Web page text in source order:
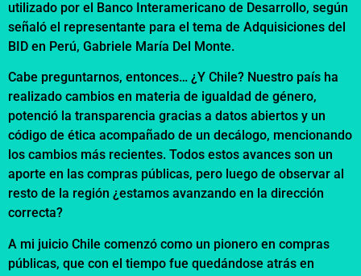
utilizado por el Banco Interamericano de Desarrollo, según
señaló el representante para el tema de Adquisiciones del
BID en Perú, Gabriele María Del Monte.
Cabe preguntarnos, entonces… ¿Y Chile? Nuestro país ha
realizado cambios en materia de igualdad de género,
potenció la transparencia gracias a datos abiertos y un
código de ética acompañado de un decálogo, mencionando
los cambios más recientes. Todos estos avances son un
aporte en las compras públicas, pero luego de observar al
resto de la región ¿estamos avanzando en la dirección
correcta?
A mi juicio Chile comenzó como un pionero en compras
públicas, que con el tiempo fue quedándose atrás en